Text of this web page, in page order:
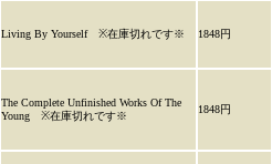
Living By Yourself ※在庫切れです※ 1848円
The Complete Unfinished Works Of The
Young ※在庫切れです※
1848円